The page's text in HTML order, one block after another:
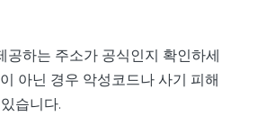
공하는 주소가 공식인지 확인하세
아닌 경우 악성코드나 사기 피해
습니다.